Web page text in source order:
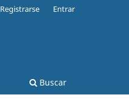
Buscar
Registrarse Entrar